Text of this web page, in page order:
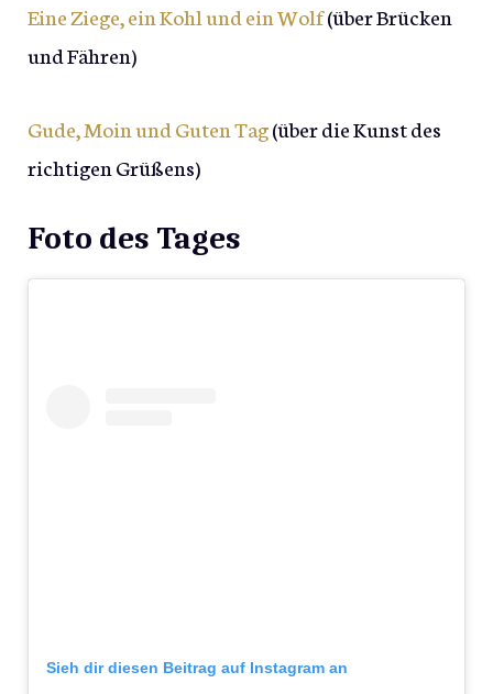
Eine Ziege, ein Kohl und ein Wolf(über Brücken
und Fähren)
Gude, Moin und Guten Tag(über die Kunst des
richtigen Grüßens)
Foto des Tages
Sieh dir diesen Beitrag auf Instagram an